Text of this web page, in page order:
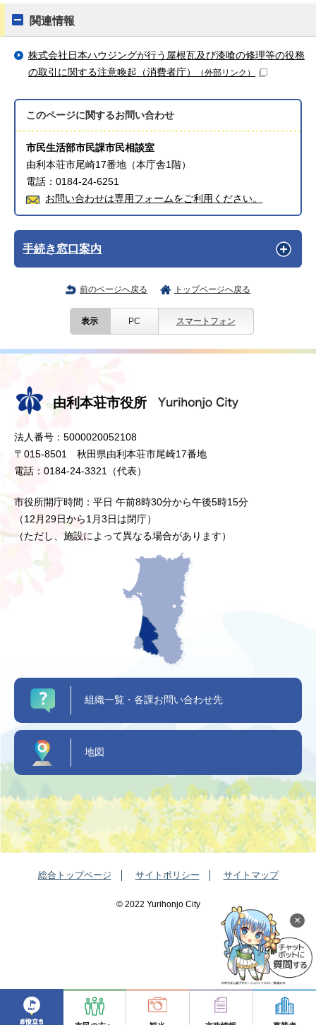
関連情報
株式会社日本ハウジングが行う屋根瓦及び漆喰の修理等の役務
の取引に関する注意喚起（消費者庁）
（外部リンク）
このページに関するお問い合わせ
市民生活部市民課市民相談室
由利本荘市尾崎17番地（本庁舎1階）
電話：0184-24-6251
お問い合わせは専用フォームをご利用ください。
手続き窓口案内
前のページへ戻る トップページへ戻る
表示 PC スマートフォン
×
由利本荘市役所
法人番号：5000020052108
〒015-8501 秋田県由利本荘市尾崎17番地
電話：0184-24-3321（代表）
市役所開庁時間：平日 午前8時30分から午後5時15分
（12月29日から1月3日は閉庁）
（ただし、施設によって異なる場合があります）
組織一覧・各課お問い合わせ先
地図
総合トップページ サイトポリシー サイトマップ
©️ 2022 Yurihonjo City